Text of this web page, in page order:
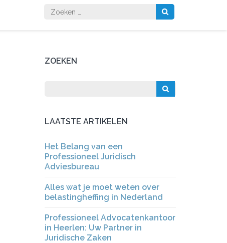
Zoeken
naar:
ZOEKEN
LAATSTE ARTIKELEN
Het Belang van een
Professioneel Juridisch
Adviesbureau
Alles wat je moet weten over
belastingheffing in Nederland
Professioneel Advocatenkantoor
in Heerlen: Uw Partner in
Juridische Zaken